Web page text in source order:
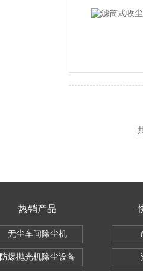
热销产品
无尘车间除尘机
防爆抛光机除尘设备